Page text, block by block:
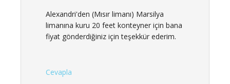
Alexandri'den (Mısır limanı) Marsilya
limanına kuru 20 feet konteyner için bana
fiyat gönderdiğiniz için teşekkür ederim.
Cevapla